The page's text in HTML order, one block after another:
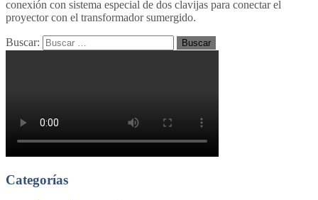
conexión con sistema especial de dos clavijas para conectar el
proyector con el transformador sumergido.
Buscar:
Categorías